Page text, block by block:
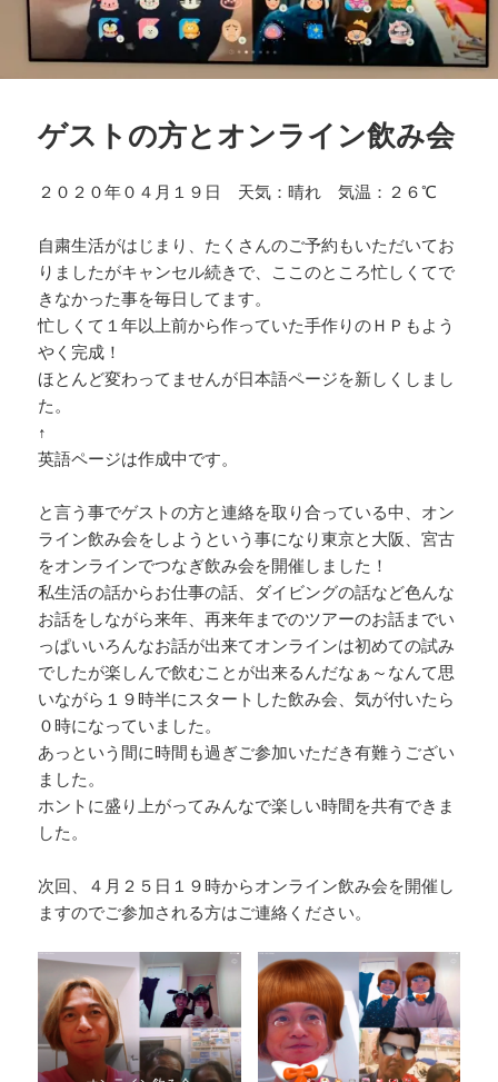
ゲストの方とオンライン飲み会
２０２０年０４月１９日 天気：晴れ 気温：２６℃
自粛生活がはじまり、たくさんのご予約もいただいてお
りましたがキャンセル続きで、ここのところ忙しくてで
きなかった事を毎日してます。
忙しくて１年以上前から作っていた手作りのＨＰもよう
やく完成！
ほとんど変わってませんが日本語ページを新しくしまし
た。
↑
英語ページは作成中です。
と言う事でゲストの方と連絡を取り合っている中、オン
ライン飲み会をしようという事になり東京と大阪、宮古
をオンラインでつなぎ飲み会を開催しました！
私生活の話からお仕事の話、ダイビングの話など色んな
お話をしながら来年、再来年までのツアーのお話までい
っぱいいろんなお話が出来てオンラインは初めての試み
でしたが楽しんで飲むことが出来るんだなぁ～なんて思
いながら１９時半にスタートした飲み会、気が付いたら
０時になっていました。
あっという間に時間も過ぎご参加いただき有難うござい
ました。
ホントに盛り上がってみんなで楽しい時間を共有できま
した。
次回、４月２５日１９時からオンライン飲み会を開催し
ますのでご参加される方はご連絡ください。